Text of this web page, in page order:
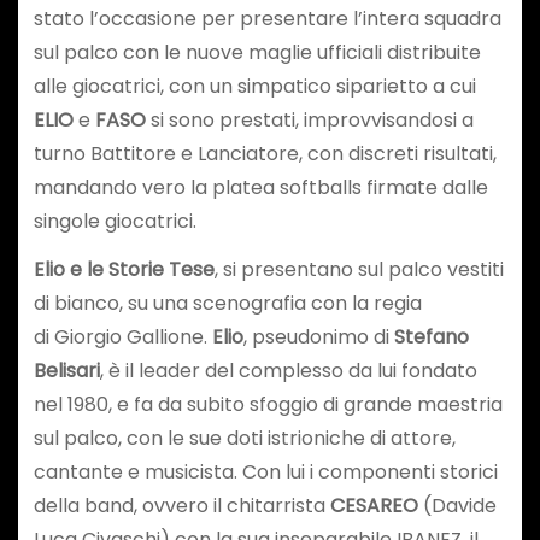
stato l’occasione per presentare l’intera squadra
sul palco con le nuove maglie ufficiali distribuite
alle giocatrici, con un simpatico siparietto a cui
ELIOe FASOsi sono prestati, improvvisandosi a
turno Battitore e Lanciatore, con discreti risultati,
mandando vero la platea softballs firmate dalle
singole giocatrici.
Elio e le Storie Tese, si presentano sul palco vestiti
di bianco, su una scenografia con la regia
di Giorgio Gallione. Elio, pseudonimo diStefano
Belisari, è il leader del complesso da lui fondato
nel 1980, e fa da subito sfoggio di grande maestria
sul palco, con le sue doti istrioniche di attore,
cantante e musicista. Con lui i componenti storici
della band, ovvero il chitarrista CESAREO(Davide